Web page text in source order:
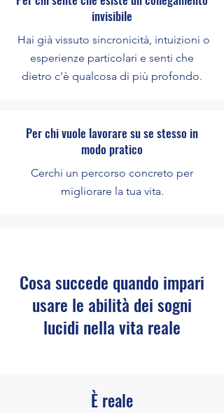
invisibile
Hai già vissuto sincronicità, intuizioni o
esperienze particolari e senti che
dietro c'è qualcosa di più profondo.
Per chi vuole lavorare su se stesso in
modo pratico
Cerchi un percorso concreto per
migliorare la tua vita.
Cosa succede quando impari
usare le abilità dei sogni
lucidi nella vita reale
È reale